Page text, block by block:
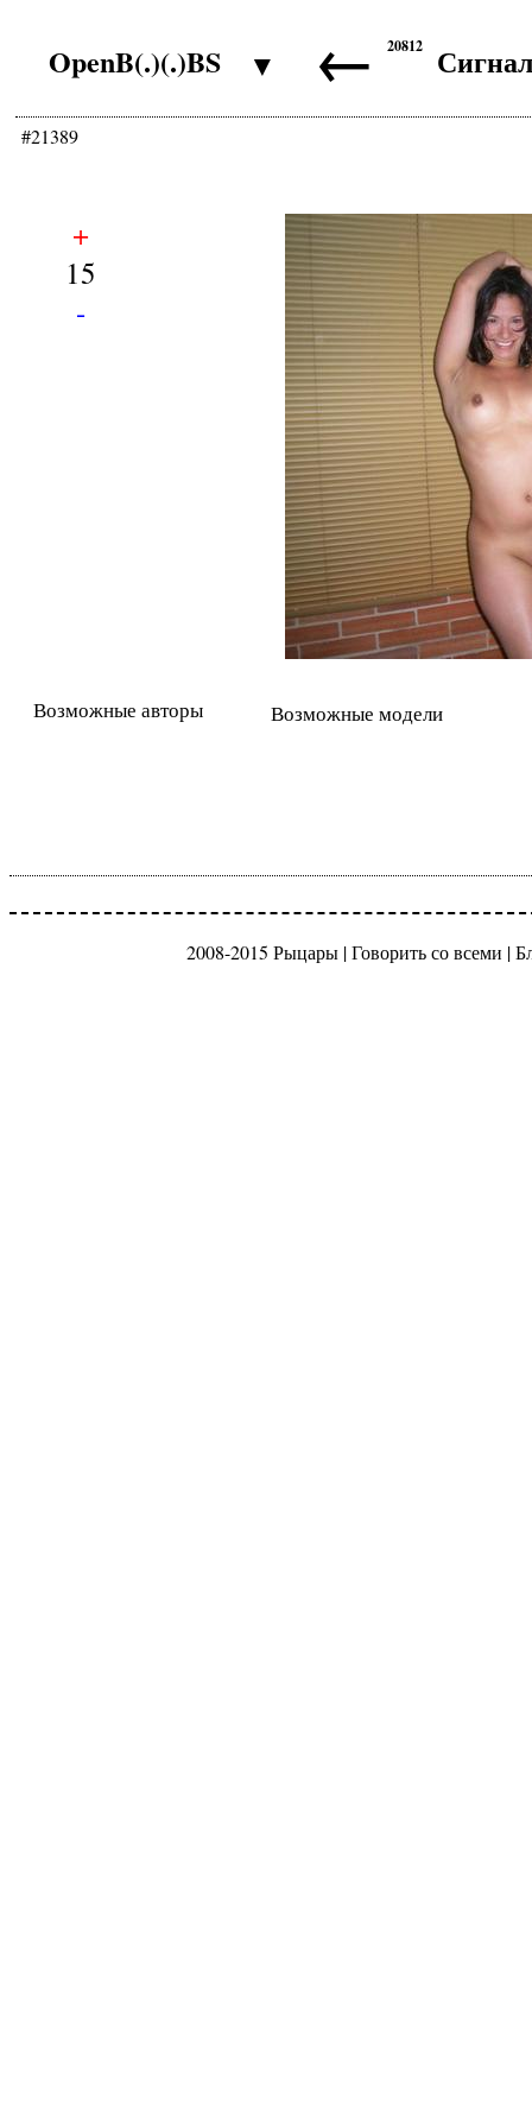
OpenB(.)(.)BS ▼ ← Сигнал
20812
#21389
+
15
-
Возможные авторы Возможные модели
2008-2015 Рыцары |Говорить со всеми |